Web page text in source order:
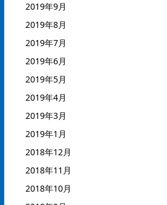
2019年9月
2019年8月
2019年7月
2019年6月
2019年5月
2019年4月
2019年3月
2019年1月
2018年12月
2018年11月
2018年10月